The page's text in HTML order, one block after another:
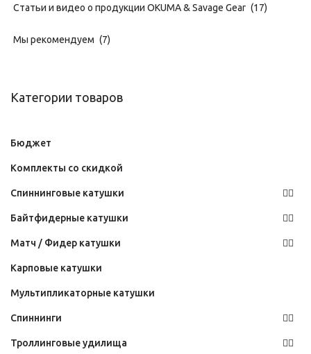
Статьи и видео о продукции OKUMA & Savage Gear (17)
Мы рекомендуем (7)
Категории товаров
Бюджет
Комплекты со скидкой
Спиннинговые катушки
Байтфидерные катушки
Матч / Фидер катушки
Карповые катушки
Мультипликаторные катушки
Спиннинги
Троллинговые удилища